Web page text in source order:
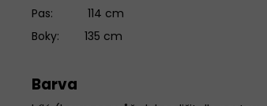
Pas: 114 cm
Boky: 135 cm
Barva